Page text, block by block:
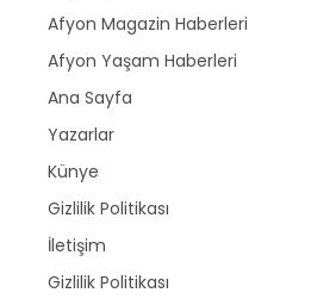
Afyon Magazin Haberleri
Afyon Yaşam Haberleri
Ana Sayfa
Yazarlar
Künye
Gizlilik Politikası
İletişim
Gizlilik Politikası